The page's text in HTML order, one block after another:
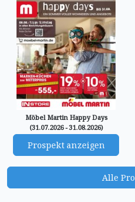
Möbel Martin Happy Days
(31.07.2026 - 31.08.2026)
Prospekt anzeigen
Alle